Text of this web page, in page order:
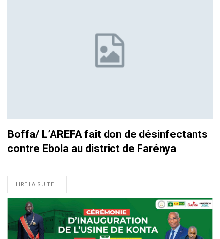
Boffa/ L’AREFA fait don de désinfectants
contre Ebola au district de Farénya
LIRE LA SUITE...